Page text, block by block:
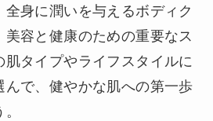
全身に潤いを与えるボディク
美容と健康のための重要なス
肌タイプやライフスタイルに
んで、健やかな肌への第一歩